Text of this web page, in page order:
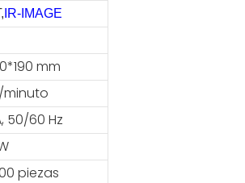
IR-IMAGE
mm
minuto
50/60 Hz
piezas